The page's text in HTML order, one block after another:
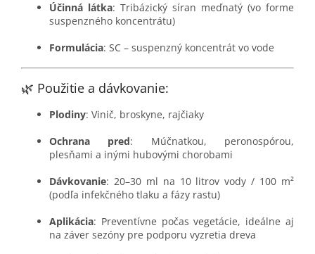
Účinná látka: Tribázický síran meďnatý (vo forme
suspenzného koncentrátu)
Formulácia: SC – suspenzný koncentrát vo vode
🌿 Použitie a dávkovanie:
Plodiny: Vinič, broskyne, rajčiaky
Ochrana pred: Múčnatkou, peronospórou,
plesňami a inými hubovými chorobami
Dávkovanie: 20–30 ml na 10 litrov vody / 100 m²
(podľa infekčného tlaku a fázy rastu)
Aplikácia: Preventívne počas vegetácie, ideálne aj
na záver sezóny pre podporu vyzretia dreva